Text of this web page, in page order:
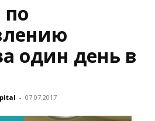
один день в
- 07.07.2017